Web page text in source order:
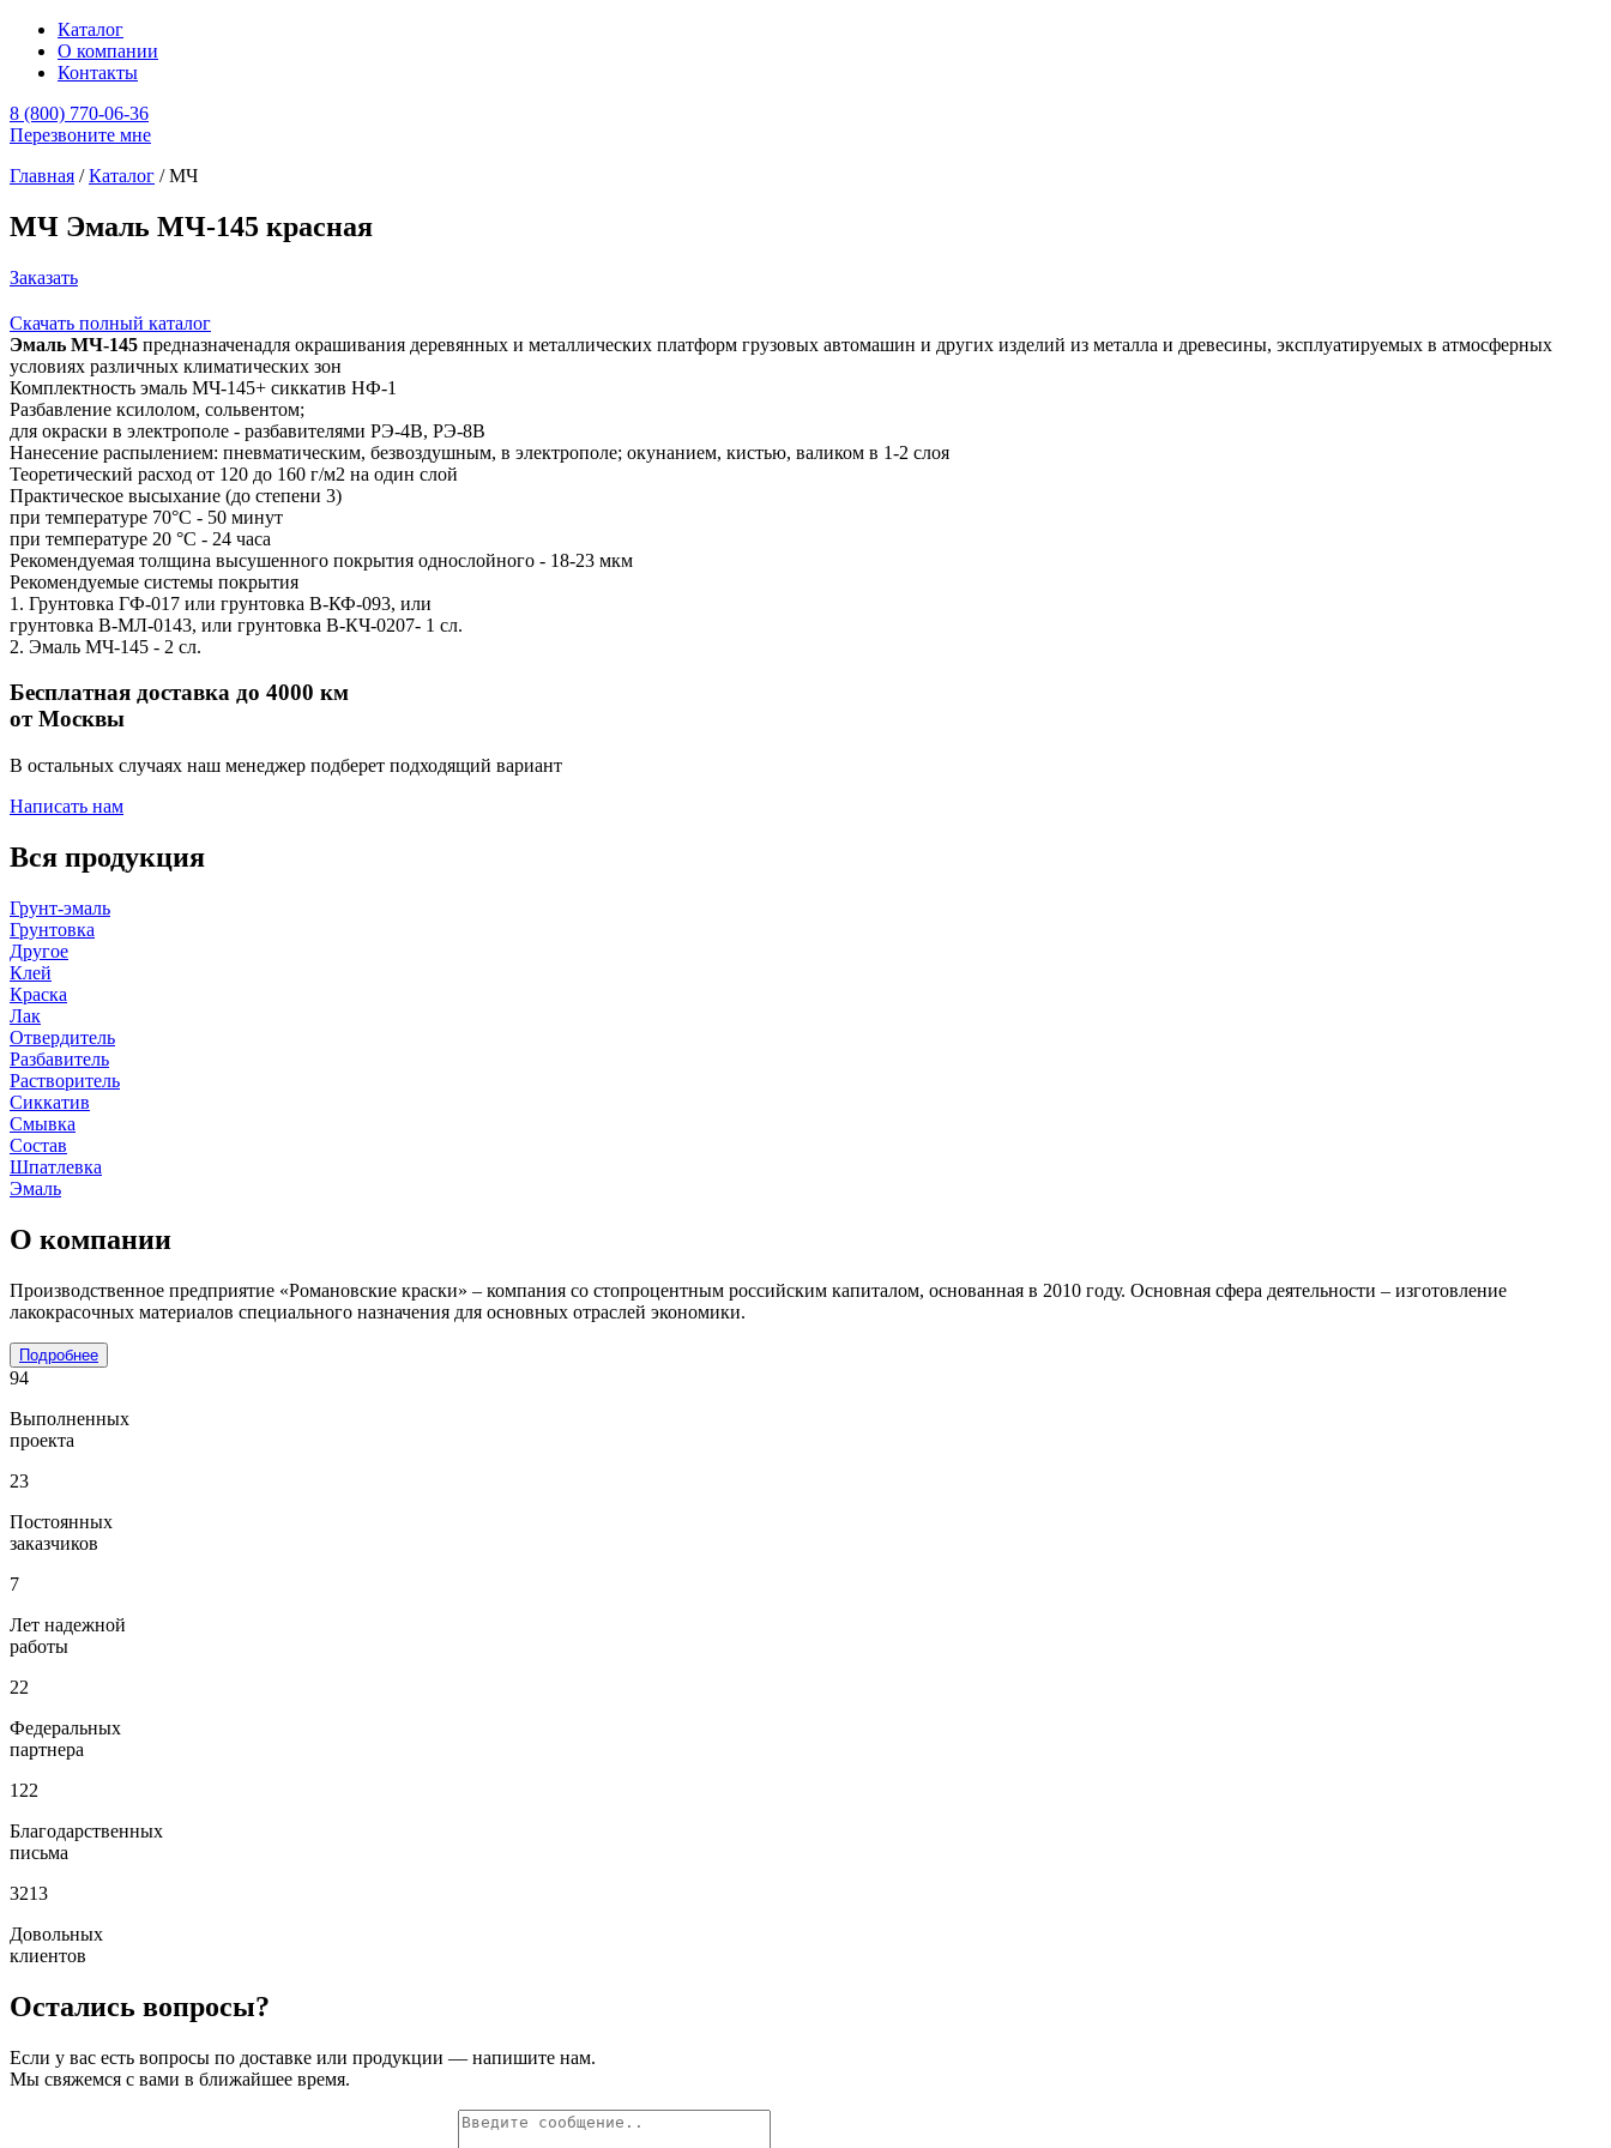
Каталог
О компании
Контакты
8 (800) 770-06-36
Перезвоните мне
Главная /Каталог /МЧ
МЧ Эмаль МЧ-145 красная
Заказать
Скачать полный каталог
Эмаль МЧ-145 предназначенадля окрашивания деревянных и металлических платформ грузовых автомашин и других изделий из металла и древесины, эксплуатируемых в атмосферных
условиях различных климатических зон
Комплектность эмаль МЧ-145+ сиккатив НФ-1
Разбавление ксилолом, сольвентом;
для окраски в электрополе - разбавителями РЭ-4В, РЭ-8В
Нанесение распылением: пневматическим, безвоздушным, в электрополе; окунанием, кистью, валиком в 1-2 слоя
Теоретический расход от 120 до 160 г/м2 на один слой
Практическое высыхание (до степени 3)
при температуре 70°С - 50 минут
при температуре 20 °С - 24 часа
Рекомендуемая толщина высушенного покрытия однослойного - 18-23 мкм
Рекомендуемые системы покрытия
1. Грунтовка ГФ-017 или грунтовка В-КФ-093, или
грунтовка В-МЛ-0143, или грунтовка В-КЧ-0207- 1 сл.
2. Эмаль МЧ-145 - 2 сл.
Бесплатная доставка до 4000 км
от Москвы
В остальных случаях наш менеджер подберет подходящий вариант
Написать нам
Вся продукция
Грунт-эмаль
Грунтовка
Другое
Клей
Краска
Лак
Отвердитель
Разбавитель
Растворитель
Сиккатив
Смывка
Состав
Шпатлевка
Эмаль
О компании
Производственное предприятие «Романовские краски» – компания со стопроцентным российским капиталом, основанная в 2010 году. Основная сфера деятельности – изготовление
лакокрасочных материалов специального назначения для основных отраслей экономики.
Подробнее
94
Выполненных
проекта
23
Постоянных
заказчиков
7
Лет надежной
работы
22
Федеральных
партнера
122
Благодарственных
письма
3213
Довольных
клиентов
Остались вопросы?
Если у вас есть вопросы по доставке или продукции — напишите нам.
Мы свяжемся с вами в ближайшее время.